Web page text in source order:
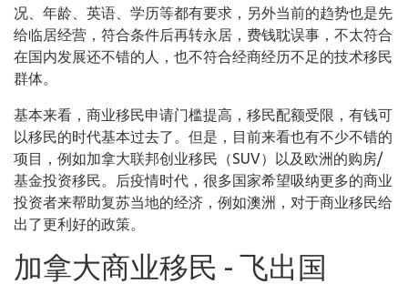
况、年龄、英语、学历等都有要求，另外当前的趋势也是先
给临居经营，符合条件后再转永居，费钱耽误事，不太符合
在国内发展还不错的人，也不符合经商经历不足的技术移民
群体。
基本来看，商业移民申请门槛提高，移民配额受限，有钱可
以移民的时代基本过去了。但是，目前来看也有不少不错的
项目，例如加拿大联邦创业移民（SUV）以及欧洲的购房/
基金投资移民。后疫情时代，很多国家希望吸纳更多的商业
投资者来帮助复苏当地的经济，例如澳洲，对于商业移民给
出了更利好的政策。
加拿大商业移民 - 飞出国